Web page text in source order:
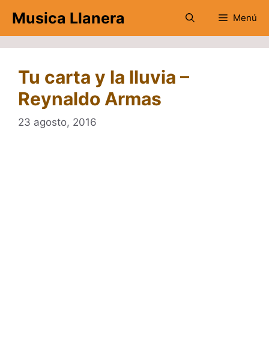
contenido
Musica Llanera Menú
Tu carta y la lluvia –
Reynaldo Armas
23 agosto, 2016